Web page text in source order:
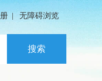
| 无障碍浏览
搜索